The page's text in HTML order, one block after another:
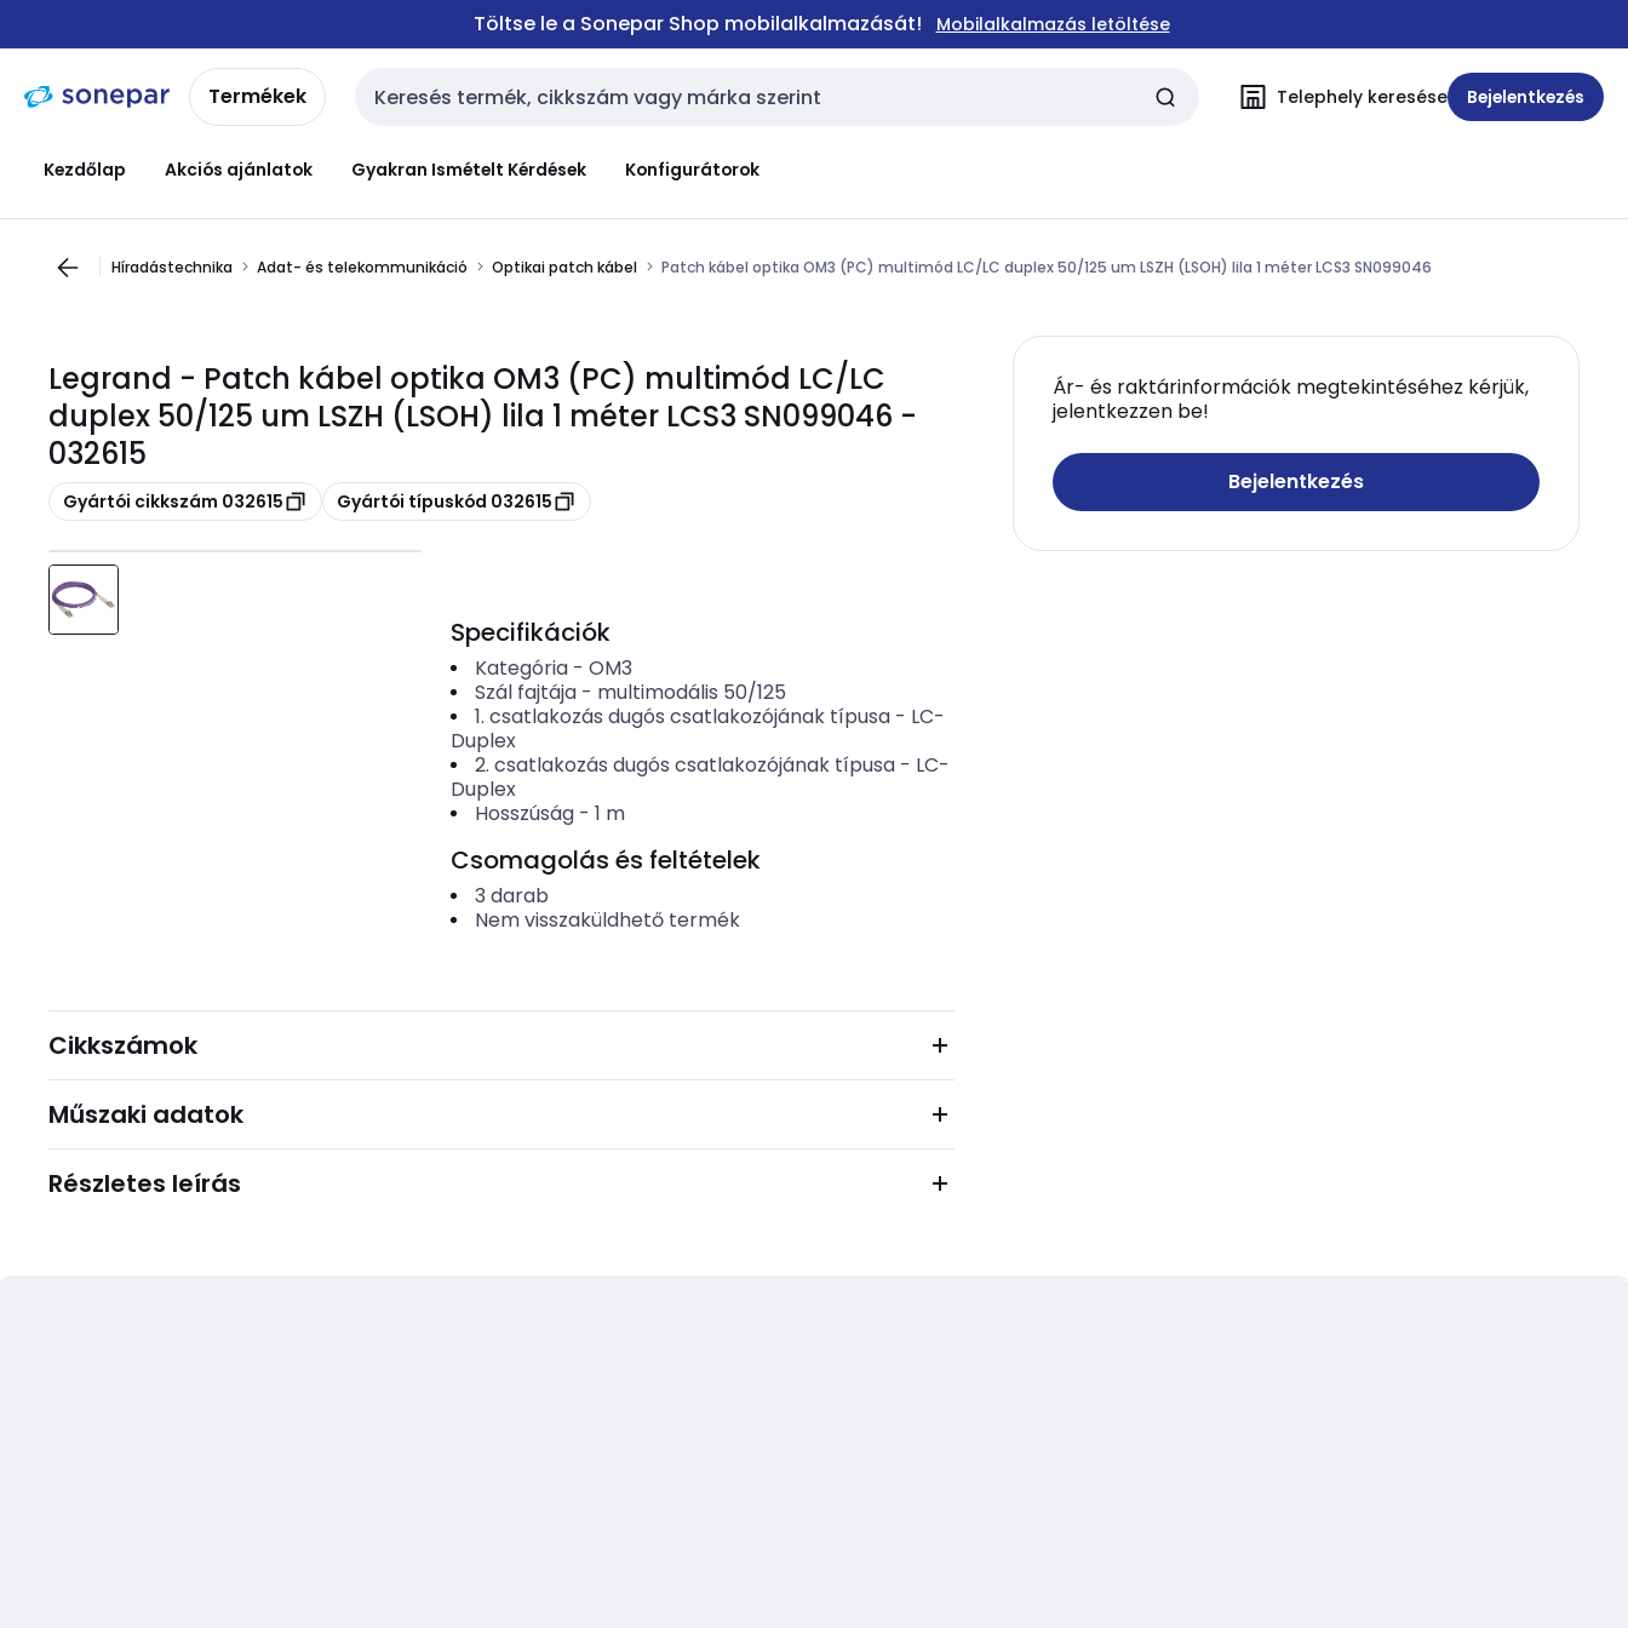
navigációhoztartalomra
Töltse le a Sonepar Shop mobilalkalmazását! Mobilalkalmazás letöltése
Termékek Keresési bemenet Telephely keresése Bejelentkezés
Kezdőlap Akciós ajánlatok Gyakran Ismételt Kérdések Konfigurátorok
Híradástechnika Adat- és telekommunikáció Optikai patch kábel Patch kábel optika OM3 (PC) multimód LC/LC duplex 50/125 um LSZH (LSOH) lila 1 méter LCS3 SN099046
Legrand - Patch kábel optika OM3 (PC) multimód LC/LC
duplex 50/125 um LSZH (LSOH) lila 1 méter LCS3 SN099046 -
032615
Másolás
Gyártói cikkszám 032615 Másolás
Gyártói típuskód 032615
Ár- és raktárinformációk megtekintéséhez kérjük,
jelentkezzen be!
Bejelentkezés
Specifikációk
Kategória- OM3
Szál fajtája- multimodális 50/125
1. csatlakozás dugós csatlakozójának típusa- LC-
Duplex
2. csatlakozás dugós csatlakozójának típusa- LC-
Duplex
Hosszúság- 1 m
Csomagolás és feltételek
3 darab
Nem visszaküldhető termék
Cikkszámok
Műszaki adatok
Részletes leírás